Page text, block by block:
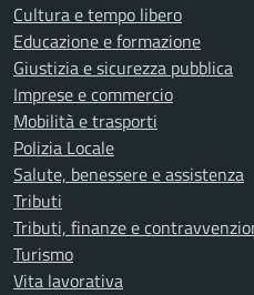
Cultura e tempo libero
Educazione e formazione
Giustizia e sicurezza pubblica
Imprese e commercio
Mobilità e trasporti
Polizia Locale
Salute, benessere e assistenza
Tributi
Tributi, finanze e
Turismo
Vita lavorativa